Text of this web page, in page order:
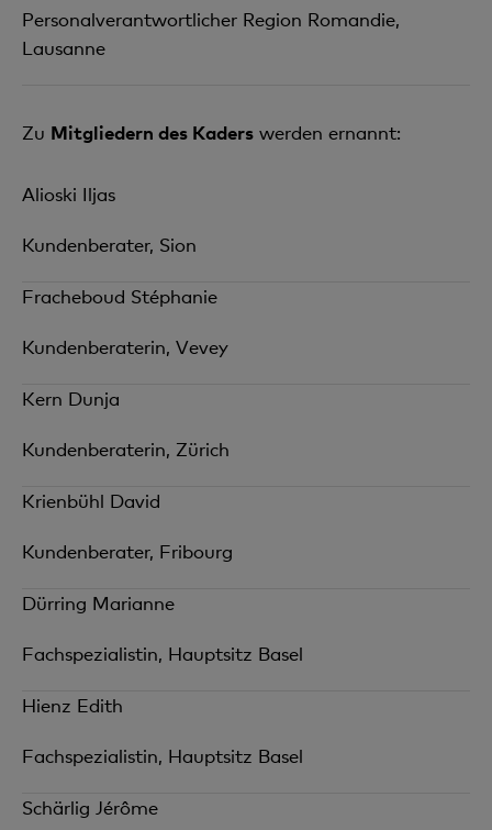
Personalverantwortlicher Region Romandie,
Lausanne
Zu Mitgliedern des Kaders werden ernannt:
Alioski Iljas
Kundenberater, Sion
Fracheboud Stéphanie
Kundenberaterin, Vevey
Kern Dunja
Kundenberaterin, Zürich
Krienbühl David
Kundenberater, Fribourg
Dürring Marianne
Fachspezialistin, Hauptsitz Basel
Hienz Edith
Fachspezialistin, Hauptsitz Basel
Schärlig Jérôme